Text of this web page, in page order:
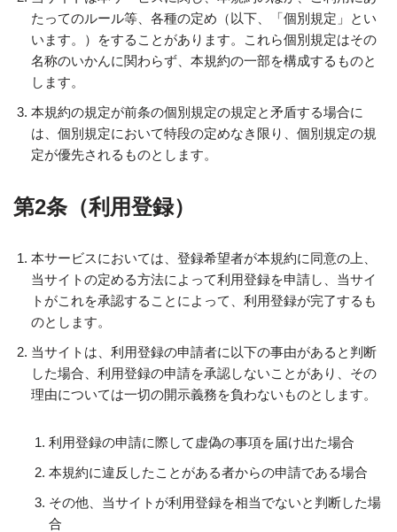
たってのルール等、各種の定め（以下、「個別規定」とい
います。）をすることがあります。これら個別規定はその
名称のいかんに関わらず、本規約の一部を構成するものと
します。
本規約の規定が前条の個別規定の規定と矛盾する場合に
は、個別規定において特段の定めなき限り、個別規定の規
定が優先されるものとします。
第2条（利用登録）
本サービスにおいては、登録希望者が本規約に同意の上、
当サイトの定める方法によって利用登録を申請し、当サイ
トがこれを承認することによって、利用登録が完了するも
のとします。
当サイトは、利用登録の申請者に以下の事由があると判断
した場合、利用登録の申請を承認しないことがあり、その
理由については一切の開示義務を負わないものとします。
利用登録の申請に際して虚偽の事項を届け出た場合
本規約に違反したことがある者からの申請である場合
その他、当サイトが利用登録を相当でないと判断した場
合